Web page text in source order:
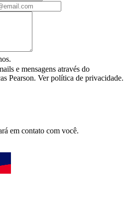
e mensagens através do
Pearson. Ver política de privacidade.
em contato com você.